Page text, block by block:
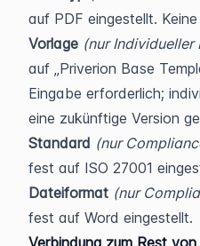
auf PDF eingestellt.
Vorlage (nur Individueller
auf „Priverion Base
Eingabe erforderlich;
eine zukünftige Version
Standard (nur
fest auf ISO 27001
Dateiformat (nur
fest auf Word eingestellt.
Verbindung zum Rest